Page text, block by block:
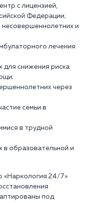
с лицензией,
Федерации;
и
лечения
снижения риска
через
семьи в
в трудной
образовательной и
«Наркология 24/7»
под